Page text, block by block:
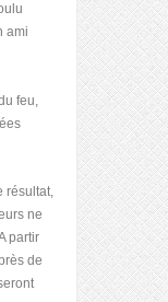
ami
feu,
résultat,
ne
partir
de